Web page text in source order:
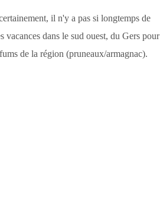
il n'y a pas si longtemps de
vacances dans le sud ouest, du Gers pour
de la région (pruneaux/armagnac).